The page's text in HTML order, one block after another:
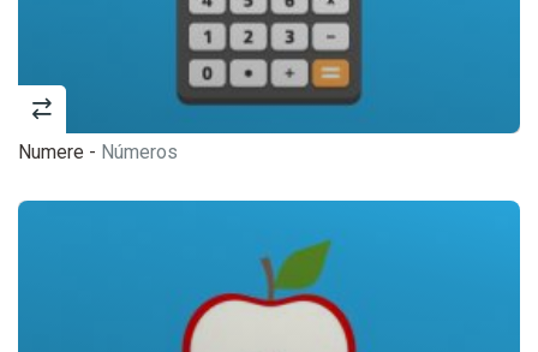
Numere - Números